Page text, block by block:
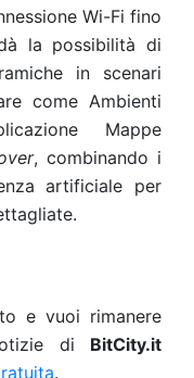
Wi-Fi fino
la possibilità di
in scenari
come Ambienti
Mappe
, combinando i
artificiale per
e vuoi rimanere
di BitCity.it
.